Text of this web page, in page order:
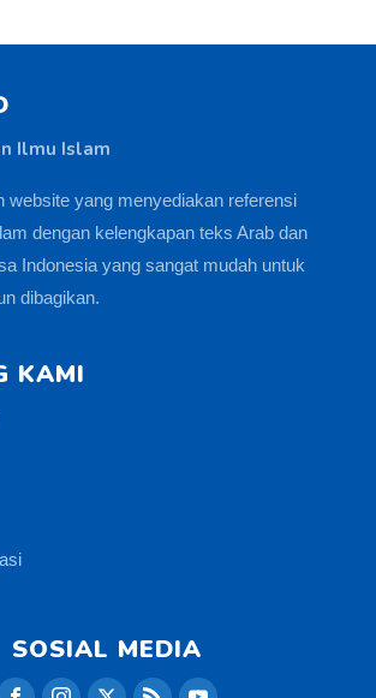
Ilmu Islam
website yang menyediakan referensi
dengan kelengkapan teks Arab dan
Indonesia yang sangat mudah untuk
dibagikan.
KAMI
SOSIAL MEDIA